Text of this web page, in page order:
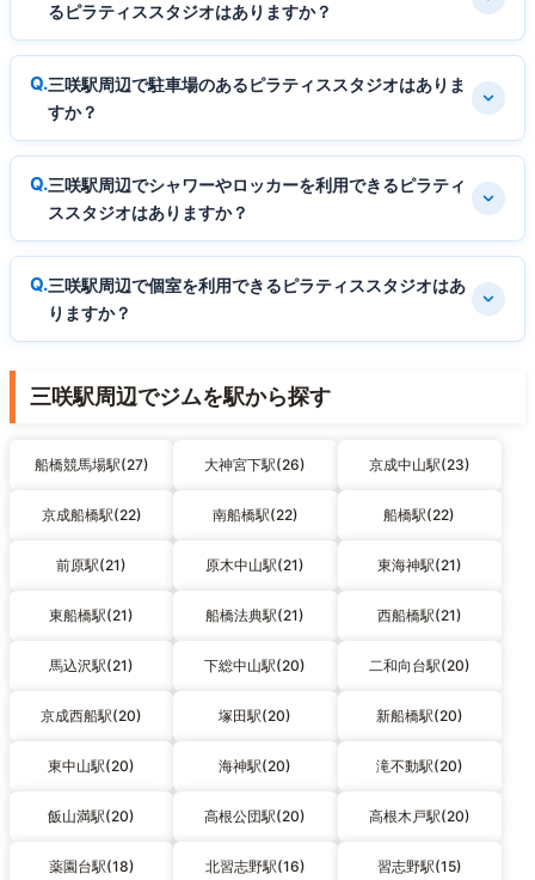
るピラティススタジオはありますか？
三咲駅周辺で駐車場のあるピラティススタジオはありま
すか？
三咲駅周辺でシャワーやロッカーを利用できるピラティ
ススタジオはありますか？
三咲駅周辺で個室を利用できるピラティススタジオはあ
りますか？
三咲駅周辺でジムを駅から探す
船橋競馬場駅(27) 大神宮下駅(26) 京成中山駅(23)
京成船橋駅(22) 南船橋駅(22) 船橋駅(22)
前原駅(21) 原木中山駅(21) 東海神駅(21)
東船橋駅(21) 船橋法典駅(21) 西船橋駅(21)
馬込沢駅(21) 下総中山駅(20) 二和向台駅(20)
京成西船駅(20) 塚田駅(20) 新船橋駅(20)
東中山駅(20) 海神駅(20) 滝不動駅(20)
飯山満駅(20) 高根公団駅(20) 高根木戸駅(20)
薬園台駅(18) 北習志野駅(16) 習志野駅(15)